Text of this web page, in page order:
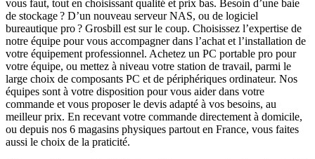
vous faut, tout en choisissant qualité et prix bas. Besoin d’une baie
de stockage ? D’un nouveau serveur NAS, ou de logiciel
bureautique pro ? Grosbill est sur le coup. Choisissez l’expertise de
notre équipe pour vous accompagner dans l’achat et l’installation de
votre équipement professionnel. Achetez un PC portable pro pour
votre équipe, ou mettez à niveau votre station de travail, parmi le
large choix de composants PC et de périphériques ordinateur. Nos
équipes sont à votre disposition pour vous aider dans votre
commande et vous proposer le devis adapté à vos besoins, au
meilleur prix. En recevant votre commande directement à domicile,
ou depuis nos 6 magasins physiques partout en France, vous faites
aussi le choix de la praticité.